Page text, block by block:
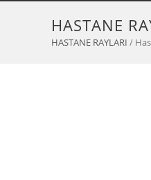
HASTANE
HASTANE RAYLARI /